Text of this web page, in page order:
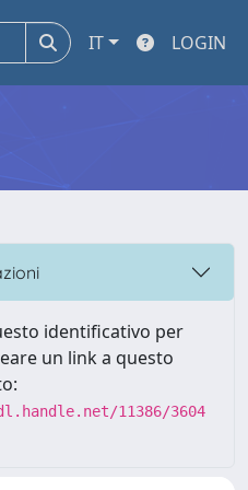
IT LOGIN
identificativo per
un link a questo
11386/3604